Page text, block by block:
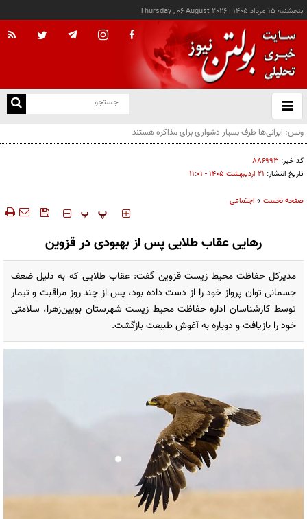
پنجشنبه ۱۵ مرداد ۱۴۰۵ |
Thursday , 06 August 2026
باز
و
رویترز: هشدار صریح ایران خطر شروع جنگ را متوقف کرد
کد خبر: ۸۸۶۹۹۳
تاریخ انتشار: ۲۱ ارديبهشت ۱۴۰۵ - ۱۱:۰۱
صفحه نخست » اجتماعی
‍‍‍ پ پ
رهایی عقاب طلایی پس از بهبودی در قزوین
مدیرکل حفاظت محیط زیست قزوین گفت: عقاب طلایی که به دلیل ضعف
جسمانی توان پرواز خود را از دست داده بود، پس از چند روز مراقبت و تیمار
توسط کارشناسان اداره حفاظت محیط زیست شهرستان بویین‌زهرا، سلامتی
خود را بازیافت و دوباره به آغوش طبیعت بازگشت.